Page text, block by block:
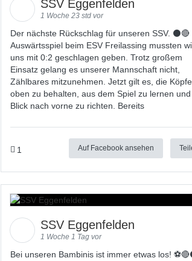
SSV Eggenfelden
1 Woche 23 std vor
Der nächste Rückschlag für unseren SSV. ⚫🔴
Auswärtsspiel beim ESV Freilassing mussten
uns mit 0:2 geschlagen geben. Trotz großem
Einsatz gelang es unserer Mannschaft nicht,
Zählbares mitzunehmen. Jetzt gilt es, die Köpfe
oben zu behalten, aus dem Spiel zu lernen
Blick nach vorne zu richten. Bereits
1 Auf Facebook ansehen
SSV Eggenfelden
1 Woche 1 Tag vor
Bei unseren Bambinis ist immer etwas los!